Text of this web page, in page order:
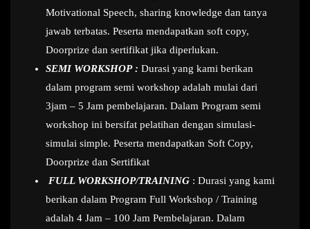
Motivational Speech, sharing knowledge dan tanya
jawab terbatas. Peserta mendapatkan soft copy,
Doorprize dan sertifikat jika diperlukan.
SEMI WORKSHOP : Durasi yang kami berikan
dalam program semi workshop adalah mulai dari
3jam – 5 Jam pembelajaran. Dalam Program semi
workshop ini bersifat pelatihan dengan simulasi-
simulai simple. Peserta mendapatkan Soft Copy,
Doorprize dan Sertifikat
FULL WORKSHOP/TRAINING : Durasi yang kami
berikan dalam Program Full Workshop / Training
adalah 4 Jam – 100 Jam Pembelajaran. Dalam